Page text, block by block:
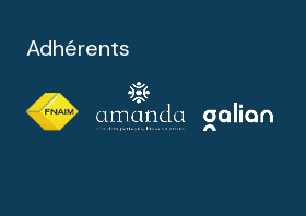
Adhérents